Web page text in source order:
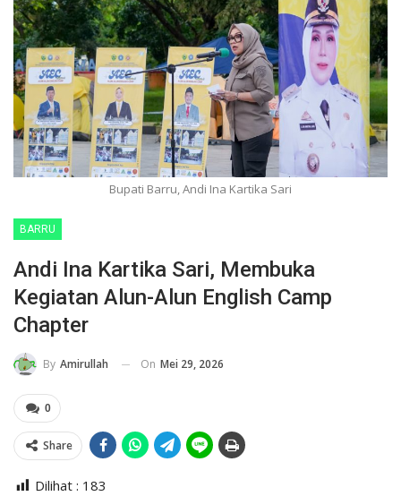
Bupati Barru, Andi Ina Kartika Sari
BARRU
Andi Ina Kartika Sari, Membuka
Kegiatan Alun-Alun English Camp
Chapter
By Amirullah On Mei 29, 2026
0
Share
Dilihat : 183